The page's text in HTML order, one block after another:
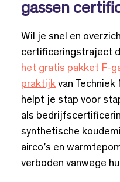
gassen
Wil je snel en
certificeringstraject
het gratis pakket F-
praktijk van
helpt je stap voor
als
synthetische
airco’s en
verboden vanwege